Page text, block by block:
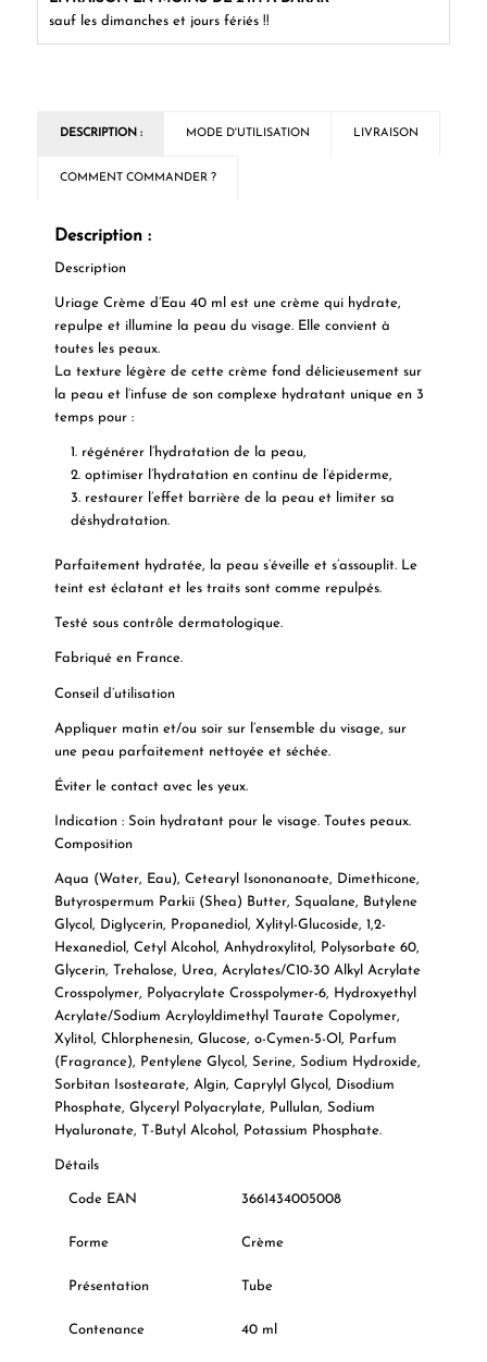
sauf les dimanches et jours fériés !!
DESCRIPTION : MODE D'UTILISATION LIVRAISON
COMMENT COMMANDER ?
Description :
Description
Uriage Crème d’Eau 40 ml est une crème qui hydrate,
repulpe et illumine la peau du visage. Elle convient à
toutes les peaux.
La texture légère de cette crème fond délicieusement sur
la peau et l’infuse de son complexe hydratant unique en 3
temps pour :
régénérer l’hydratation de la peau,
optimiser l’hydratation en continu de l’épiderme,
restaurer l’effet barrière de la peau et limiter sa
déshydratation.
Parfaitement hydratée, la peau s’éveille et s’assouplit. Le
teint est éclatant et les traits sont comme repulpés.
Testé sous contrôle dermatologique.
Fabriqué en France.
Conseil d’utilisation
Appliquer matin et/ou soir sur l’ensemble du visage, sur
une peau parfaitement nettoyée et séchée.
Éviter le contact avec les yeux.
Indication: Soin hydratant pour le visage. Toutes peaux.
Composition
Aqua (Water, Eau), Cetearyl Isononanoate, Dimethicone,
Butyrospermum Parkii (Shea) Butter, Squalane, Butylene
Glycol, Diglycerin, Propanediol, Xylityl-Glucoside, 1,2-
Hexanediol, Cetyl Alcohol, Anhydroxylitol, Polysorbate 60,
Glycerin, Trehalose, Urea, Acrylates/C10-30 Alkyl Acrylate
Crosspolymer, Polyacrylate Crosspolymer-6, Hydroxyethyl
Acrylate/Sodium Acryloyldimethyl Taurate Copolymer,
Xylitol, Chlorphenesin, Glucose, o-Cymen-5-Ol, Parfum
(Fragrance), Pentylene Glycol, Serine, Sodium Hydroxide,
Sorbitan Isostearate, Algin, Caprylyl Glycol, Disodium
Phosphate, Glyceryl Polyacrylate, Pullulan, Sodium
Hyaluronate, T-Butyl Alcohol, Potassium Phosphate.
Détails
Code EAN 3661434005008
Forme Crème
Présentation Tube
Contenance 40 ml